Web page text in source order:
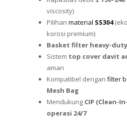
viscosity)
Pilihan material SS304
korosi premium)
Basket filter heavy-duty
Sistem top cover davit
aman
Kompatibel dengan filter
Mesh Bag
Mendukung CIP (Clean-
operasi 24/7